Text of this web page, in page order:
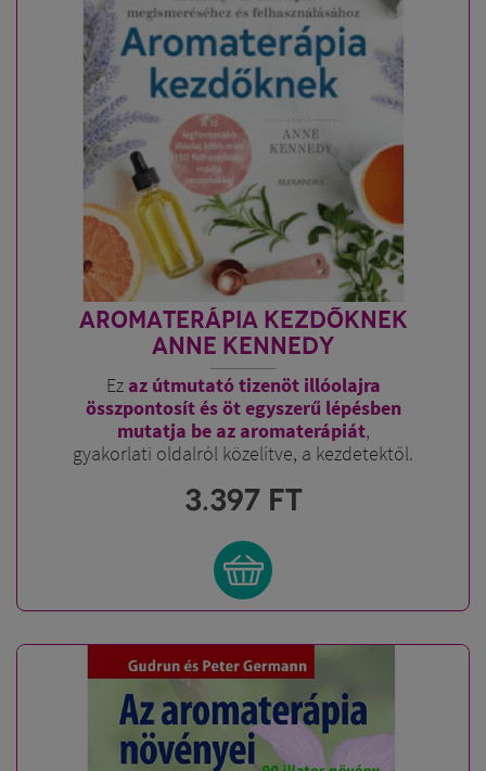
AROMATERÁPIA KEZDŐKNEK
ANNE KENNEDY
Ez az útmutató tizenöt illóolajra
összpontosít ésöt egyszerű lépésben
mutatja be az aromaterápiát,
gyakorlati oldalról közelítve, a kezdetektől.
3.397 FT